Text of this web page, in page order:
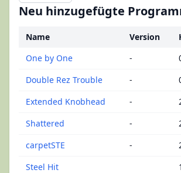
Neu hinzugefügte
Name Version
One by One
-
Double Rez Trouble
-
Extended Knobhead
-
Shattered
-
carpetSTE
-
Steel Hit